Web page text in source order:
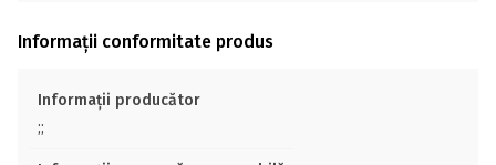
Informații conformitate produs
Informații producător
;;